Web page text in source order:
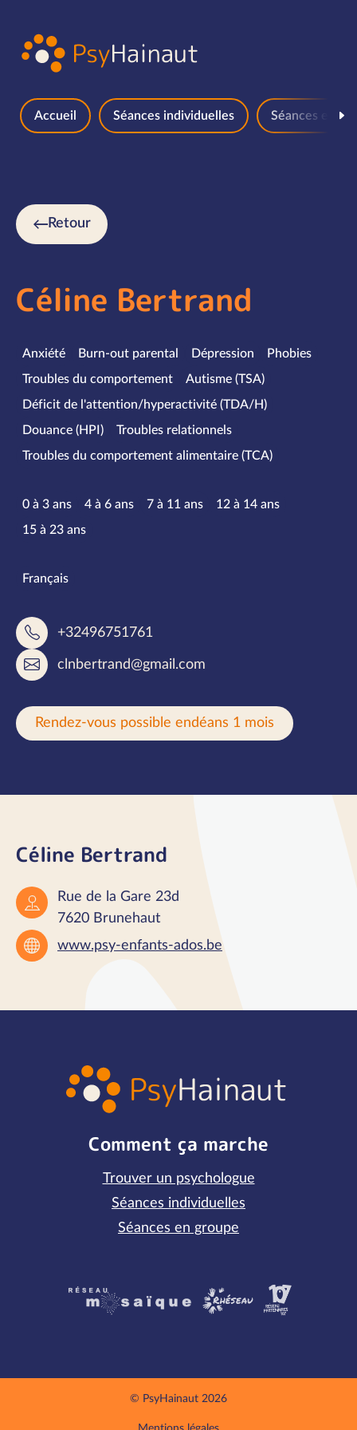
Accueil Séances individuelles Séances en
Retour
Céline Bertrand
Spécialités
Anxiété Burn-out parental Dépression
Phobies
Troubles du comportement
Autisme (TSA)
Déficit de l'attention/hyperactivité (TDA/H)
Douance (HPI)
Troubles relationnels
Troubles du comportement alimentaire (TCA)
Tranches d’âge
0 à 3 ans 4 à 6 ans 7 à 11 ans
12 à 14 ans
15 à 23 ans
Langues parlées
Français
+32496751761
clnbertrand@gmail.com
Rendez-vous possible endéans 1 mois
Céline Bertrand
Rue de la Gare 23d
7620 Brunehaut
www.psy-enfants-ados.be
Comment ça marche
Trouver un psychologue
Séances individuelles
Séances en groupe
Partenaires
© PsyHainaut 2026